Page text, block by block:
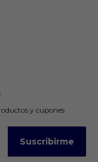
y cupones
Suscribirme